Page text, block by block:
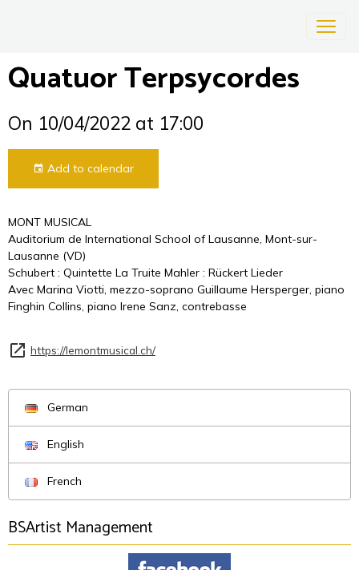
Quatuor Terpsycordes
On 10/04/2022 at 17:00
Add to calendar
MONT MUSICAL
Auditorium de International School of Lausanne, Mont-sur-
Lausanne (VD)
Schubert : Quintette La Truite Mahler : Rückert Lieder
Avec Marina Viotti, mezzo-soprano Guillaume Hersperger, piano
Finghin Collins, piano Irene Sanz, contrebasse
https://lemontmusical.ch/
German
English
French
BSArtist Management